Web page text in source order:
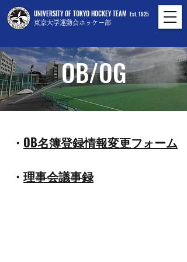
UNIVERSITY OF TOKYO HOCKEY TEAM
東京大学運動会ホッケー部
Est. 1925
OB/OG
・ OB名簿登録情報変更フォーム
・ ​理事会議事録